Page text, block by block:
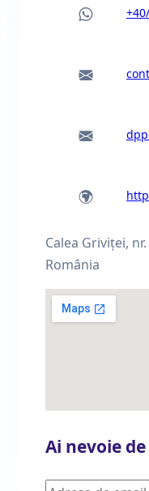
Calea Griviței,
România
Ai nevoie